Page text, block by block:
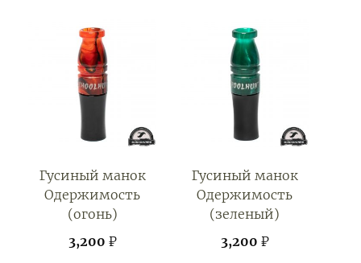
Гусиный манок
Одержимость
(огонь)
3,200 ₽
Гусиный манок
Одержимость
(зеленый)
3,200 ₽